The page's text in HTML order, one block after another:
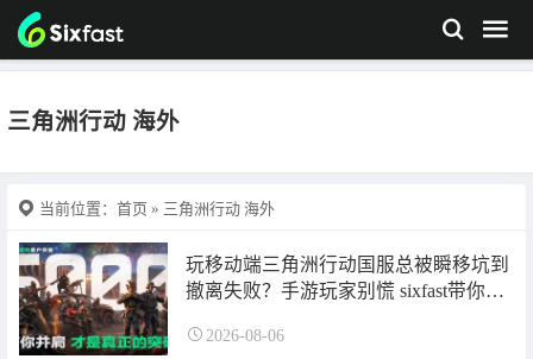
三角洲行动 海外
当前位置： 首页 » 三角洲行动 海外
玩移动端三角洲行动国服总被瞬移坑到
撤离失败？手游玩家别慌 sixfast带你低
2026-08-06